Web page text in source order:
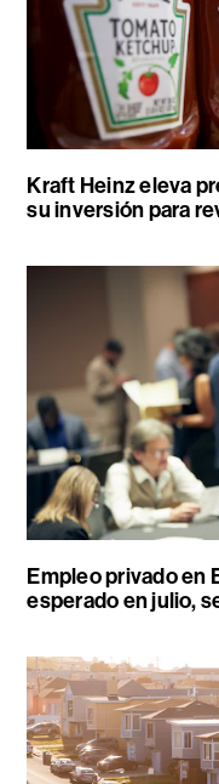
Kraft Heinz eleva
su inversión para
Empleo privado en
esperado en julio,